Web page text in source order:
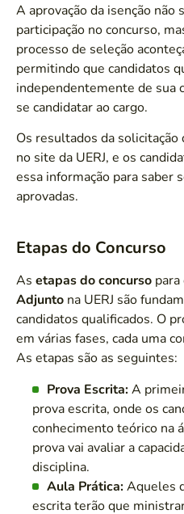
A aprovação da isenção não
participação no concurso,
processo de seleção
permitindo que candidatos
independentemente de sua
se candidatar ao cargo.
Os resultados da
no site da UERJ, e os
essa informação para saber
aprovadas.
Etapas do Concurso
As etapas do concurso para
Adjunto na UERJ são
candidatos qualificados. O
em várias fases, cada uma
As etapas são as seguintes:
Prova Escrita:A
prova escrita, onde os
conhecimento teórico na
prova vai avaliar a
disciplina.
Aula Prática:Aqueles
escrita terão que